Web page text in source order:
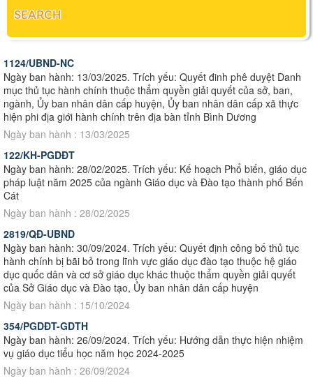
SEARCH
1124/UBND-NC
Ngày ban hành: 13/03/2025. Trích yếu: Quyết đinh phê duyệt Danh
mục thủ tục hành chính thuộc thẩm quyền giải quyết của sở, ban,
ngành, Ủy ban nhân dân cấp huyện, Ủy ban nhân dân cấp xã thực
hiện phi địa giới hành chính trên địa bàn tỉnh Bình Dương
Ngày ban hành : 13/03/2025
122/KH-PGDĐT
Ngày ban hành: 28/02/2025. Trích yếu: Kế hoạch Phổ biến, giáo dục
pháp luật năm 2025 của ngành Giáo dục và Đào tạo thành phố Bến
Cát
Ngày ban hành : 28/02/2025
2819/QĐ-UBND
Ngày ban hành: 30/09/2024. Trích yếu: Quyết định công bố thủ tục
hành chính bị bãi bỏ trong lĩnh vực giáo dục đào tạo thuộc hệ giáo
dục quốc dân và cơ sở giáo dục khác thuộc thẩm quyền giải quyết
của Sở Giáo dục và Đào tạo, Ủy ban nhân dân cấp huyện
Ngày ban hành : 15/10/2024
354/PGDĐT-GDTH
Ngày ban hành: 26/09/2024. Trích yếu: Hướng dẫn thực hiện nhiệm
vụ giáo dục tiểu học năm học 2024-2025
Ngày ban hành : 26/09/2024